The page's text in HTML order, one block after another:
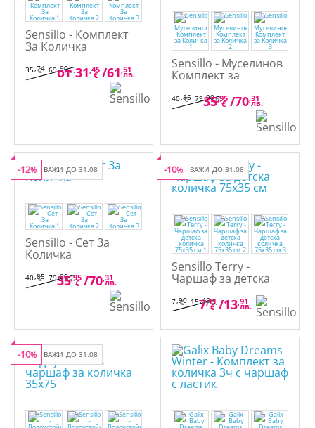
Sensillo - Комплект
За Количка
35,74
€ 69,90лв.
от31,45
€ /61,51
лв.
Sensillo - Муселинов
Комплект за
40,85
€ 79,90лв.
35,95
€ /70,31
лв.
ВАЖИ ДО 31.08
-12%
Sensillo - Сет За
Количка
40,85
€ 79,90лв.
35,95
€ /70,31
лв.
ВАЖИ ДО 31.08
-10%
Sensillo Terry -
Чаршаф за детска
количка 75х35 см
7,90
€ 15,45лв.
7,11
€ /13,91
лв.
ВАЖИ ДО 31.08
-10%